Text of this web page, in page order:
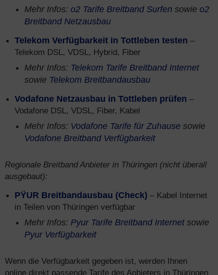
Mehr Infos: o2 Tarife Breitband Surfen sowie o2
Breitband Netzausbau
Telekom Verfügbarkeit in Tottleben testen –
Telekom DSL, VDSL, Hybrid, Fiber
Mehr Infos: Telekom Tarife Breitband Internet
sowie Telekom Breitbandausbau
Vodafone Netzausbau in Tottleben prüfen –
Vodafone DSL, VDSL, Fiber, Kabel
Mehr Infos: Vodafone Tarife für Zuhause sowie
Vodafone Breitband Verfügbarkeit
Regionale Breitband Anbieter in Thüringen (nicht überall
ausgebaut):
PŸUR Breitbandausbau (Check) – Kabel Internet
in Teilen von Thüringen verfügbar
Mehr Infos: Pyur Tarife Breitband Internetsowie
Pyur Verfügbarkeit
Wenn die Verfügbarkeit gegeben ist, werden Ihnen
online direkt passende Tarife des Anbieters in Thüringen